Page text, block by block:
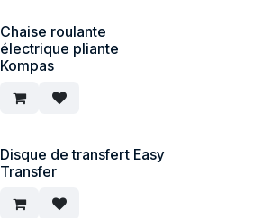
Chaise roulante
électrique pliante
Kompas
Disque de transfert Easy
Transfer